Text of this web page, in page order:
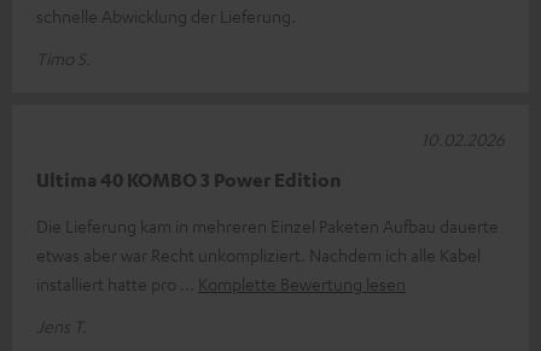
schnelle Abwicklung der Lieferung.
Timo S.
Ultima 40 KOMBO 3 Power Edition
Die Lieferung kam in mehreren Einzel Paketen Aufbau dauerte
etwas aber war Recht unkompliziert. Nachdem ich alle Kabel
installiert hatte pro
Komplette Bewertung lesen
Jens T.
10.02.2026